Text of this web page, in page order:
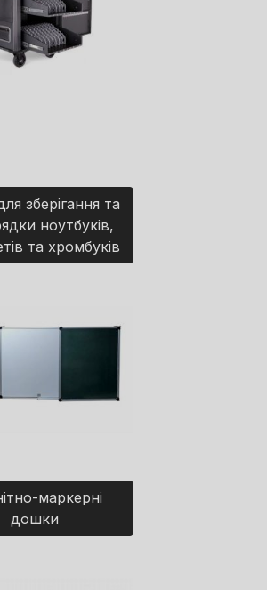
зберігання та
ноутбуків,
та хромбуків
маркерні
дошки